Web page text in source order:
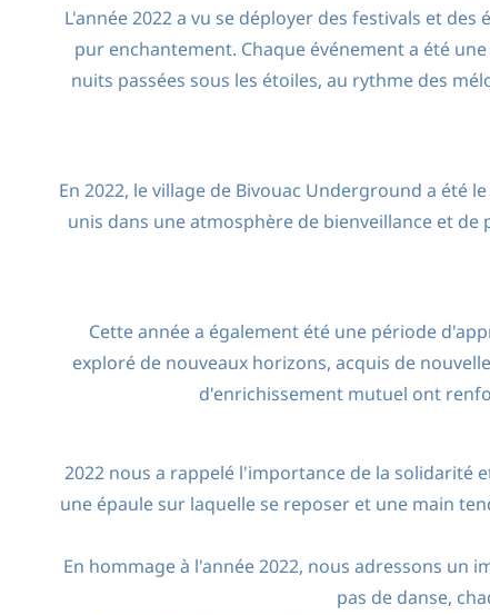
L'année 2022 a vu se déployer des festivals et
pur enchantement. Chaque événement a été
nuits passées sous les étoiles, au rythme des
En 2022, le village de Bivouac Underground a été
unis dans une atmosphère de bienveillance et
Cette année a également été une période
exploré de nouveaux horizons, acquis de
d'enrichissement mutuel ont
2022 nous a rappelé l'importance de la solidarité
une épaule sur laquelle se reposer et une main
En hommage à l'année 2022, nous adressons un
pas de danse,